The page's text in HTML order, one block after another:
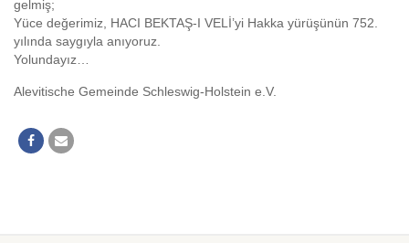
gelmiş;
Yüce değerimiz, HACI BEKTAŞ-I VELİ’yi Hakka yürüşünün 752.
yılında saygıyla anıyoruz.
Yolundayız…
Alevitische Gemeinde Schleswig-Holstein e.V.